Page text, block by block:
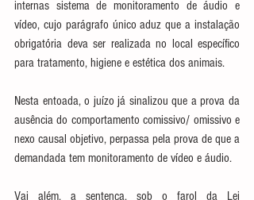
internas sistema de monitoramento de áudio e
vídeo, cujo parágrafo único aduz que a instalação
obrigatória deva ser realizada no local específico
para tratamento, higiene e estética dos animais.
Nesta entoada, o juízo já sinalizou que a prova da
ausência do comportamento comissivo/ omissivo e
nexo causal objetivo, perpassa pela prova de que a
demandada tem monitoramento de vídeo e áudio.
Vai além, a sentença, sob o farol da Lei